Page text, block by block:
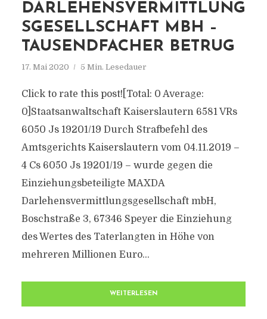
DARLEHENSVERMITTLUNG
SGESELLSCHAFT MBH –
TAUSENDFACHER BETRUG
17. Mai 2020 5 Min. Lesedauer
Click to rate this post![Total: 0 Average:
0]Staatsanwaltschaft Kaiserslautern 6581 VRs
6050 Js 19201/19 Durch Strafbefehl des
Amtsgerichts Kaiserslautern vom 04.11.2019 –
4 Cs 6050 Js 19201/19 – wurde gegen die
Einziehungsbeteiligte MAXDA
Darlehensvermittlungsgesellschaft mbH,
Boschstraße 3, 67346 Speyer die Einziehung
des Wertes des Taterlangten in Höhe von
mehreren Millionen Euro...
WEITERLESEN